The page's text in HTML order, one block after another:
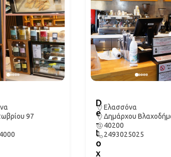
97
D
e
-
t
o
x
Ελασσόνα
Δημάρχου
40200
2493025025